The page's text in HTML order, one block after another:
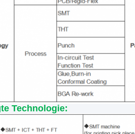
Technologie: